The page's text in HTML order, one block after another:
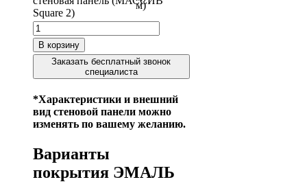
м)
Square 2)
В корзину
Заказать бесплатный звонок
специалиста
*Характеристики и внешний
вид стеновой панели можно
изменять по вашему желанию.
Варианты
покрытия ЭМАЛЬ